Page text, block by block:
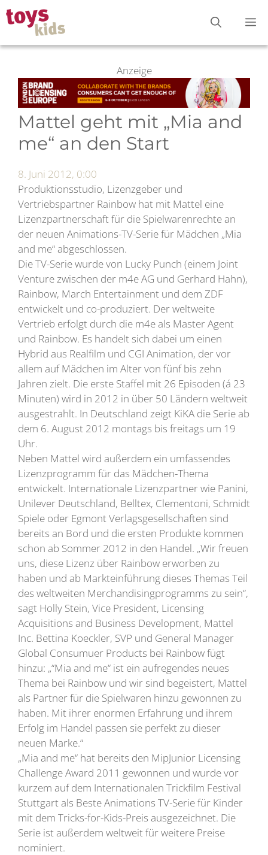
Zum
Inhalt
springen
Anzeige
Mattel geht mit „Mia and
me“ an den Start
8. Juni 2012, 0:00
Produktionsstudio, Lizenzgeber und
Vertriebspartner Rainbow hat mit Mattel eine
Lizenzpartnerschaft für die Spielwarenrechte an
der neuen Animations-TV-Serie für Mädchen „Mia
and me“ abgeschlossen.
Die TV-Serie wurde von Lucky Punch (einem Joint
Venture zwischen der m4e AG und Gerhard Hahn),
Rainbow, March Entertainment und dem ZDF
entwickelt und co-produziert. Der weltweite
Vertrieb erfolgt durch die m4e als Master Agent
und Rainbow. Es handelt sich dabei um einen
Hybrid aus Realfilm und CGI Animation, der vor
allem auf Mädchen im Alter von fünf bis zehn
Jahren zielt. Die erste Staffel mit 26 Episoden (á 23
Minuten) wird in 2012 in über 50 Ländern weltweit
ausgestrahlt. In Deutschland zeigt KiKA die Serie ab
dem 6. August 2012 montags bis freitags um 19
Uhr.
Neben Mattel wird außerdem ein umfassendes
Lizenzprogramm für das Mädchen-Thema
entwickelt. Internationale Lizenzpartner wie Panini,
Unilever Deutschland, Belltex, Clementoni, Schmidt
Spiele oder Egmont Verlagsgesellschaften sind
bereits an Bord und die ersten Produkte kommen
schon ab Sommer 2012 in den Handel. „Wir freuen
uns, diese Lizenz über Rainbow erworben zu
haben und ab Markteinführung dieses Themas Teil
des weltweiten Merchandisingprogramms zu sein“,
sagt Holly Stein, Vice President, Licensing
Acquisitions and Business Development, Mattel
Inc. Bettina Koeckler, SVP und General Manager
Global Consumuer Products bei Rainbow fügt
hinzu: „“Mia and me“ ist ein aufregendes neues
Thema bei Rainbow und wir sind begeistert, Mattel
als Partner für die Spielwaren hinzu gewonnen zu
haben. Mit ihrer enormen Erfahrung und ihrem
Erfolg im Handel passen sie perfekt zu dieser
neuen Marke.“
„Mia and me“ hat bereits den MipJunior Licensing
Challenge Award 2011 gewonnen und wurde vor
kurzem auf dem Internationalen Trickfilm Festival
Stuttgart als Beste Animations TV-Serie für Kinder
mit dem Tricks-for-Kids-Preis ausgezeichnet. Die
Serie ist außerdem weltweit für weitere Preise
nominiert.